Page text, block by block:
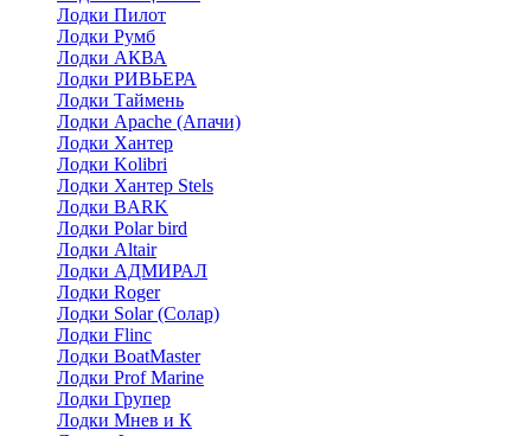
Лодки Пилот
Лодки Румб
Лодки АКВА
Лодки РИВЬЕРА
Лодки Таймень
Лодки Apache (Апачи)
Лодки Хантер
Лодки Kolibri
Лодки Хантер Stels
Лодки BARK
Лодки Polar bird
Лодки Altair
Лодки АДМИРАЛ
Лодки Roger
Лодки Solar (Солар)
Лодки Flinc
Лодки BoatMaster
Лодки Prof Marine
Лодки Групер
Лодки Мнев и К